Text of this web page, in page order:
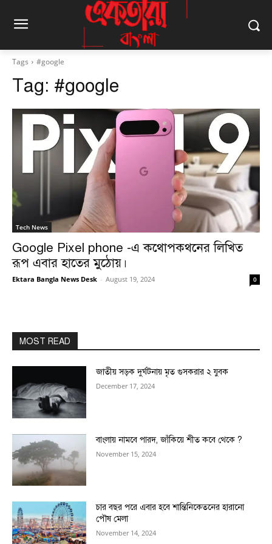
Tags #google
Tag: #google
Tech News
Google Pixel phone -এ কথোপকথনের লিখিত
রূপ এবার হাতের মুঠোয়।
Ektara Bangla News Desk - August 19, 2024 0
MOST READ
জাতীয় সড়ক দুর্ঘটনায় মৃত গুসকরার ২ যুবক
December 17, 2024
বাংলায় নামবে পারদ, জাঁকিয়ে শীত কবে থেকে ?
November 15, 2024
চার বছর পরে এবার হবে শান্তিনিকেতনের হারানো
পৌষ মেলা
November 14, 2024